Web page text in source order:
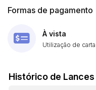
Formas de pagamento
À vista
Utilização de
Histórico de Lances